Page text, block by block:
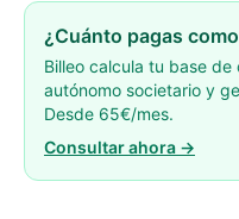
¿Cuánto pagas
Billeo calcula tu base
autónomo societario y
Desde 65€/mes.
Consultar ahora →